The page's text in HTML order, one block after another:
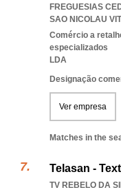
FREGUESIAS
SAO NICOLAU
Comércio a
especializados
LDA
Designação
Ver empresa
Matches in the
Telasan -
TV REBELO DA